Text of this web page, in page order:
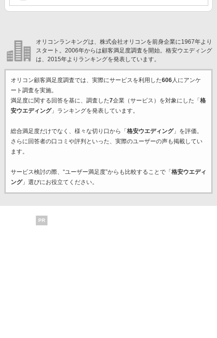
オリコンランキングは、株式会社オリコンを前身企業に1967年より
スタート。2006年からは顧客満足度調査を開始。格安ウエディング
は、2015年よりランキングを発表しています。
オリコン顧客満足度調査では、実際にサービスを利用した606人にアンケ
ート調査を実施。
満足度に関する回答を基に、調査した7企業（サービス）を対象にした「 格
安ウエディング」ランキングを発表しています。
総合満足度だけでなく、様々な切り口から「 格安ウエディング」を評価。
さらに回答者の口コミや評判といった、実際のユーザーの声も掲載してい
ます。
サービス検討の際、“ユーザー満足度”からも比較することで「 格安ウエディ
ング」選びにお役立てください。
PR